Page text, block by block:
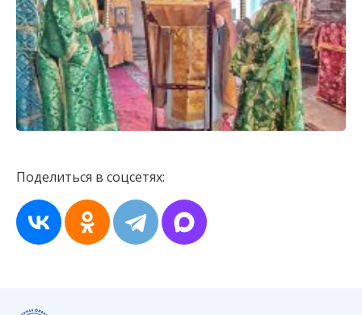
Поделиться в соцсетях: